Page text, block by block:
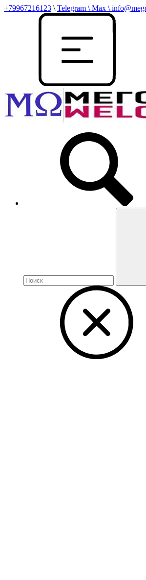
+79967216123 \ Telegram \ Max \